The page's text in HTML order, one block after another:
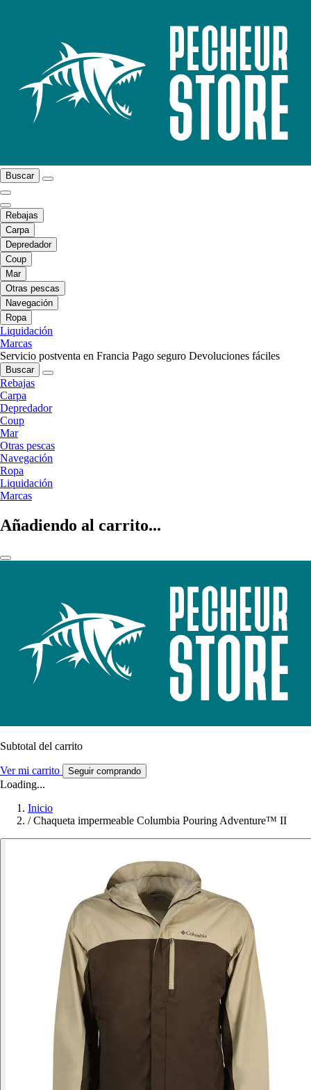
Buscar
Rebajas
Carpa
Depredador
Coup
Mar
Otras pescas
Navegación
Ropa
Liquidación
Marcas
Servicio postventa en Francia Pago seguro Devoluciones fáciles
Buscar
Rebajas
Carpa
Depredador
Coup
Mar
Otras pescas
Navegación
Ropa
Liquidación
Marcas
Añadiendo al carrito...
Subtotal del carrito
Ver mi carrito Seguir comprando
Loading...
Inicio
/ Chaqueta impermeable Columbia Pouring Adventure™ II